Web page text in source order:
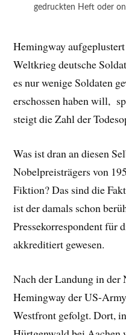
gedruckten Heft oder
Hemingway
Weltkrieg deutsche
es nur wenige Soldaten
erschossen haben will,
steigt die Zahl der
Was ist dran an diesen
Nobelpreisträgers von
Fiktion? Das sind die
ist der damals schon
Pressekorrespondent für
akkreditiert gewesen.
Nach der Landung in der
Hemingway der US-
Westfront gefolgt. Dort,